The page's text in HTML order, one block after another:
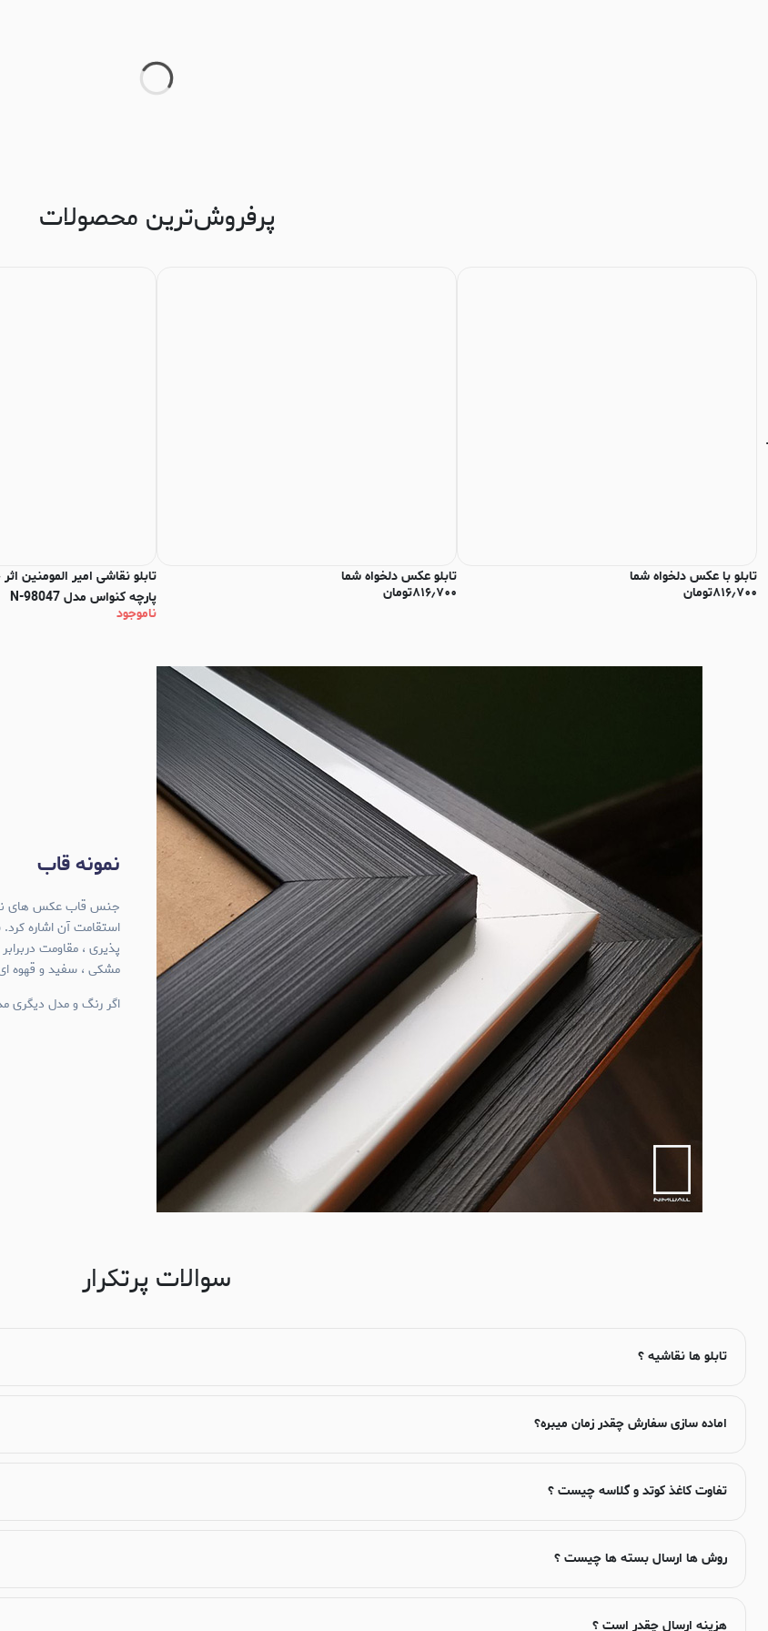
پرفروش‌ترین محصولات
تابلو با عکس دلخواه شما
۸۱۶٫۷۰۰تومان
تابلو عکس دلخواه شما
۸۱۶٫۷۰۰تومان
تابلو نقاشی امیر المومنین
پارچه کنواس مدل N-98047
ناموجود
نمونه قاب
استقامت آن اشاره
پذیری ، مقاومت
مشکی ، سفید و قهوه
اگر رنگ و مدل دیگری
سوالات پرتکرار
تابلو ها نقاشیه ؟
اماده سازی سفارش چقدر زمان میبره؟
تفاوت کاغذ کوتد و گلاسه چیست ؟
روش ها ارسال بسته ها چیست ؟
هزینه ارسال چقدر است ؟